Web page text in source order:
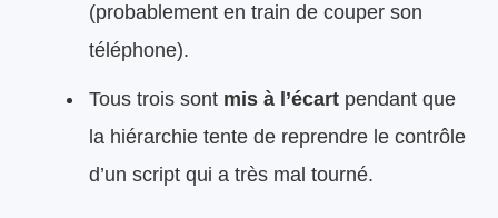
(probablement en train de couper son
téléphone).
Tous trois sont mis à l’écart pendant que
la hiérarchie tente de reprendre le contrôle
d’un script qui a très mal tourné.